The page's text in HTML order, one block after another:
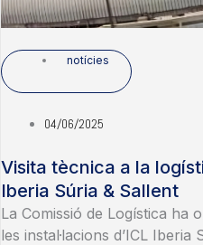
notícies
04/06/2025
Visita tècnica a la
Iberia Súria & Sallent
La Comissió de Logística ha
les instal·lacions d’ICL Iberia